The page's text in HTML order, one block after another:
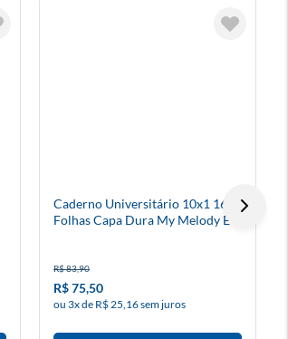
Caderno Universitário 10x1 160
Folhas Capa Dura My Melody E
R$ 83,90
R$ 75,50
ou 3x de R$ 25,16 sem juros